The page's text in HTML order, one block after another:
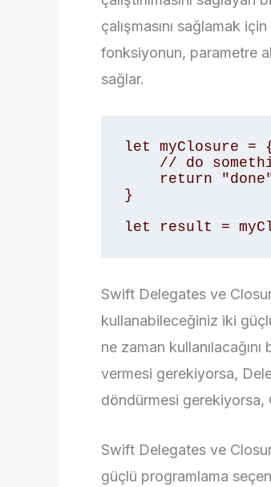
çalışmasını sağlamak
fonksiyonun, parametre
sağlar.
let myClosure
}
let result =
Swift Delegates ve
kullanabileceğiniz iki
ne zaman
vermesi gerekiyorsa,
döndürmesi gerekiyorsa,
Swift Delegates ve
güçlü programlama